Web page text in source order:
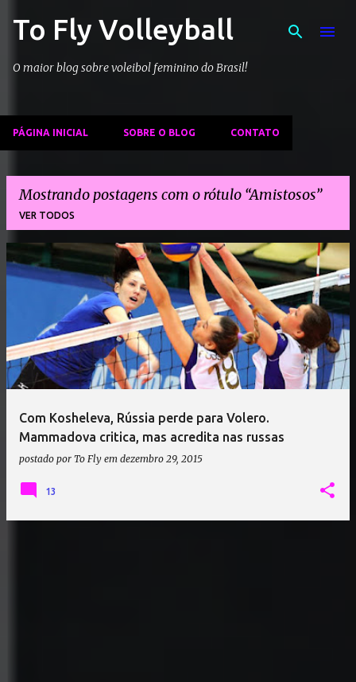
Pular para o conteúdo principal
To Fly Volleyball
O maior blog sobre voleibol feminino do Brasil!
PÁGINA INICIAL SOBRE O BLOG CONTATO
Mostrando postagens com o rótulo Amistosos
VER TODOS
P
a
g
Com Kosheleva, Rússia perde para Volero.
Mammadova critica, mas acredita nas russas
postado por To Fly em dezembro 29, 2015
13